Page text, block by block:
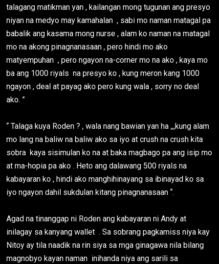
talagang matikman yan , kailangan mong tugunan ang presyo
niyan na medyo may kamahalan , sabi mo naman matagal pa
babalik ang kasama mong nurse , alam ko naman na matagal
mo na akong pinagnanasaan , pero hindi mo ako
matyempuhan , pero ngayon na-corner mo na ako , kaya mo
ba ang 1000 riyals na presyo ko , kung meron kang 1000
ngayon , deal at payag ako pero kung wala , sorry no deal
ako. ”
“ Talaga kuya Roden ? , wala nang bawian yan ha ,,,kung alam
mo lang na baliw na baliw ako sa iyo at crush na crush kita
sobra kaya sisimulan ko na at baka magbago pa ang isip mo
at ma-hopia pa ako . Heto ang dalawang 500 riyals na
kabayaran ko , hindi ako manghihinayang sa ibinayad ko sa
iyo ngayon dahil sukdulan kitang pinagnanasaan “.
Agad na tinanggap ni Roden ang kabayaran ni Andy at
inilagay sa kanyang wallet . Sa sobrang pagkamiss niya kay
Nitoy ay tila naadik na rin siya sa mga ginagawa nila bilang
magnobyo kayan naman inihanda niya ang sarili sa